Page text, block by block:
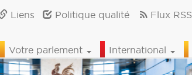
Liens Politique qualité Flux RSS
Votre parlement International